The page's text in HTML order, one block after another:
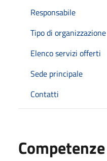
Responsabile
Tipo di organizzazione
Elenco servizi offerti
Sede principale
Contatti
Competenze